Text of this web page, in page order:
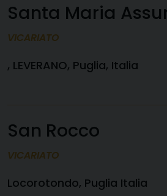
Santa Maria
VICARIATO
, LEVERANO, Puglia, Italia
San Rocco
VICARIATO
Locorotondo, Puglia Italia